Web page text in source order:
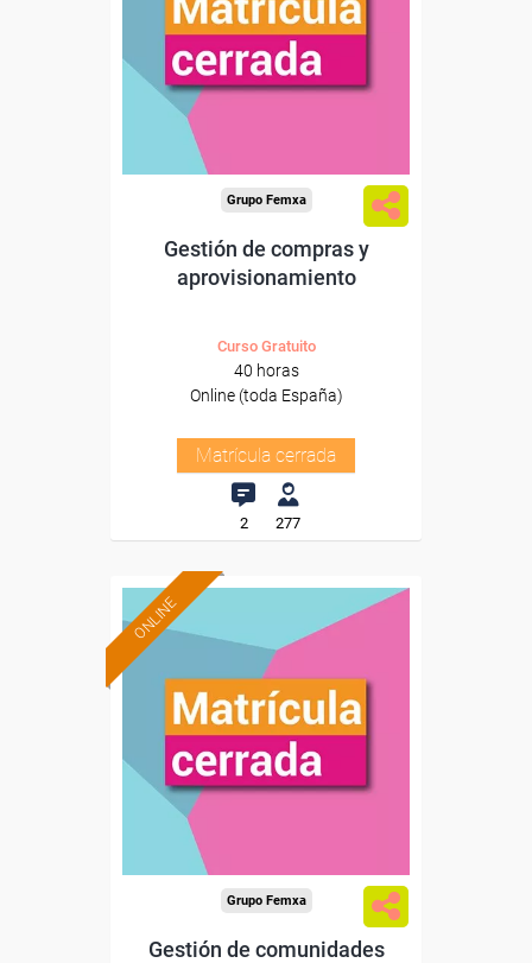
Grupo Femxa
Gestión de compras y
aprovisionamiento
Curso Gratuito
40 horas
Online (toda España)
Matrícula cerrada
2 277
ONLINE
Grupo Femxa
Gestión de comunidades